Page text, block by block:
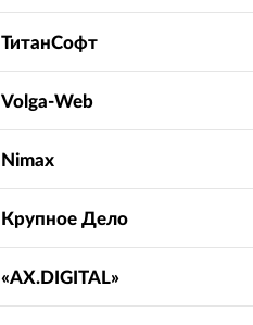
ТитанCофт
Volga-Web
Nimax
Крупное Дело
«AX.DIGITAL»